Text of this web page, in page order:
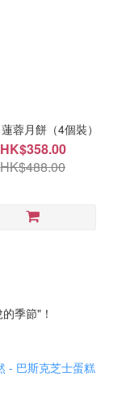
蓉月餅（4個裝）
HK$358.00
HK$488.00
季節"！